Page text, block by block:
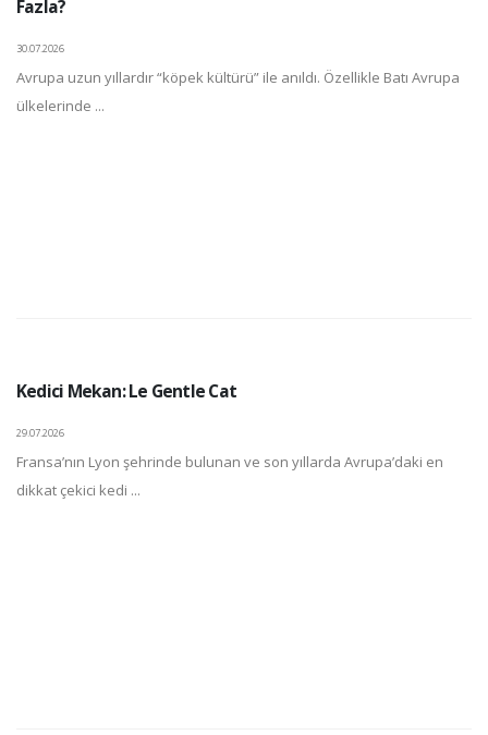
Fazla?
30.07.2026
Avrupa uzun yıllardır “köpek kültürü” ile anıldı. Özellikle Batı Avrupa
ülkelerinde ...
Kedici Mekan: Le Gentle Cat
29.07.2026
Fransa’nın Lyon şehrinde bulunan ve son yıllarda Avrupa’daki en
dikkat çekici kedi ...